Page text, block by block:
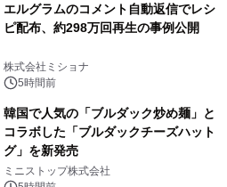
エルグラムのコメント自動返信でレシ
ピ配布、約298万回再生の事例公開
株式会社ミショナ
5時間前
韓国で人気の「ブルダック炒め麺」と
コラボした「ブルダックチーズハット
グ」を新発売
ミニストップ株式会社